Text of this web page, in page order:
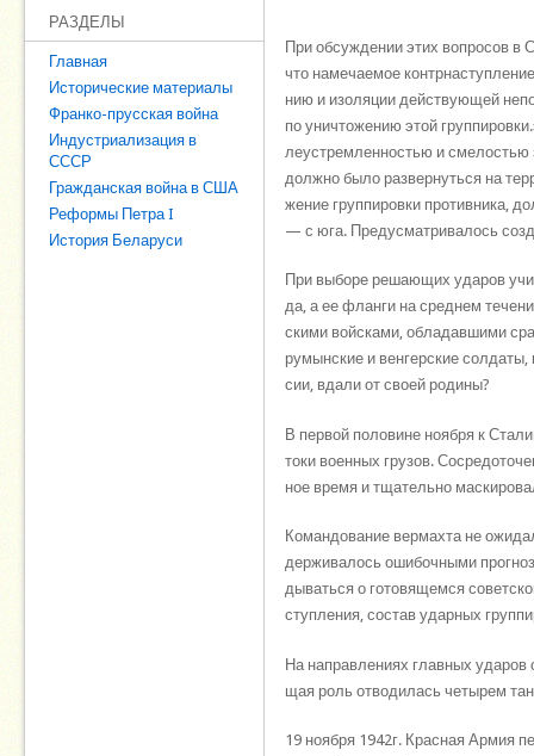
РАЗДЕЛЫ
Главная
Исторические материалы
Франко-прусская война
Индустриализация в
СССР
Гражданская война в США
Реформы Петра I
История Беларуси
При об­су­ж­де­нии этих во­про­сов в
что на­ме­чае­мое
нию и изо­ля­ции дей­ст­вую­щей
по унич­то­же­нию этой
ле­уст­рем­лен­но­стью и сме­ло­стью
долж­но бы­ло раз­вер­нуть­ся на
же­ние груп­пи­ров­ки про­тив­ни­ка,
— с юга. Пре­ду­смат­ри­ва­лось
При вы­бо­ре ре­шаю­щих уда­ров
да, а ее флан­ги на сред­нем
ски­ми вой­ска­ми, об­ла­дав­ши­ми
ру­мын­ские и вен­гер­ские
сии, вда­ли от сво­ей ро­ди­ны?
В пер­вой по­ло­ви­не но­яб­ря к
то­ки во­ен­ных гру­зов.
ное вре­мя и тща­тель­но
Ко­ман­до­ва­ние вер­мах­та не
дер­жи­ва­лось оши­боч­ны­ми
ды­вать­ся о го­то­вя­щем­ся
сту­п­ле­ния, со­став удар­ных
На на­прав­ле­ни­ях глав­ных
щая роль от­во­ди­лась че­ты­рем
19 но­яб­ря 1942г. Крас­ная Ар­мия